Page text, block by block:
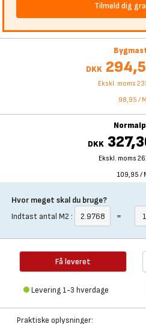
Tilmeld dig
DKK
Ekskl. moms
98,95 /
DKK
Ekskl. moms
109,95 /
Hvor meget skal du bruge?
Indtast antal M2 : =
Få leveret
Levering 1-3 hverdage
Praktiske oplysninger: